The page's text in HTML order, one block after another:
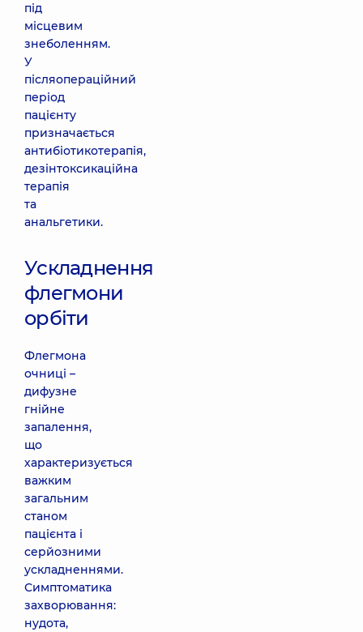
під
місцевим
знеболенням.
У
післяопераційний
період
пацієнту
призначається
антибіотикотерапія,
дезінтоксикаційна
терапія
та
анальгетики.
Ускладнення
флегмони
орбіти
Флегмона
очниці –
дифузне
гнійне
запалення,
що
характеризується
важким
загальним
станом
пацієнта і
серйозними
ускладненнями.
Симптоматика
захворювання:
нудота,